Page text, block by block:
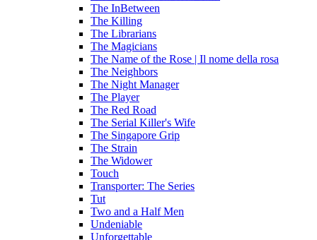
The InBetween
The Killing
The Librarians
The Magicians
The Name of the Rose | Il nome della rosa
The Neighbors
The Night Manager
The Player
The Red Road
The Serial Killer's Wife
The Singapore Grip
The Strain
The Widower
Touch
Transporter: The Series
Tut
Two and a Half Men
Undeniable
Unforgettable